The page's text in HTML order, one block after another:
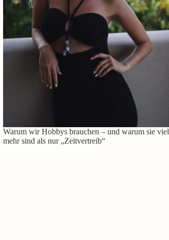
Warum wir Hobbys brauchen – und warum sie viel
mehr sind als nur „Zeitvertreib“